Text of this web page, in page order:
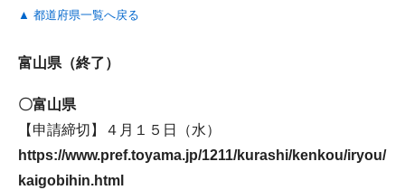
▲ 都道府県一覧へ戻る
富山県（終了）
〇富山県
【申請締切】４月１５日（水）
https://www.pref.toyama.jp/1211/kurashi/kenkou/iryou/
kaigobihin.html